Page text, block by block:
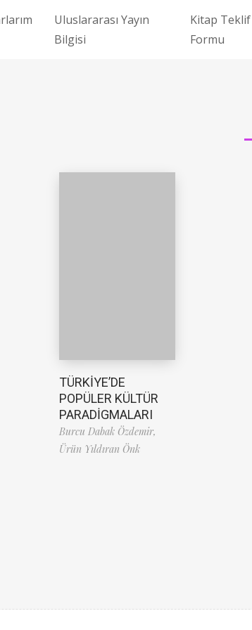
Uluslararası Yayın
Bilgisi
Kitap Teklif
Formu
TÜRKİYE’DE
POPÜLER KÜLTÜR
PARADİGMALARI
Burcu Dabak Özdemir,
Ürün Yıldıran Önk